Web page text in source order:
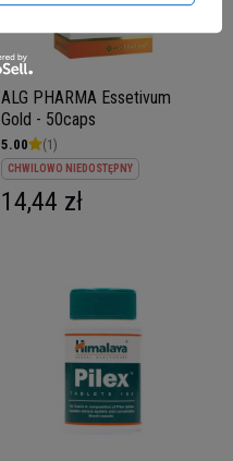
ALG PHARMA Essetivum
Gold - 50caps
5.00 (1)
CHWILOWO NIEDOSTĘPNY
14,44 zł